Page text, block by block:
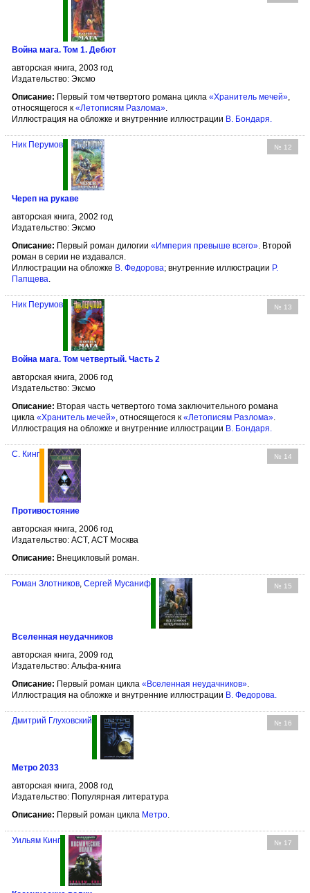
Война мага. Том 1. Дебют
авторская книга, 2003 год
Издательство: Эксмо
Описание: Первый том четвертого романа цикла «Хранитель мечей»
относящегося к «Летописям Разлома»
Иллюстрация на обложке и внутренние иллюстрации В. Бондаря
№ 12
Ник Перумов
Череп на рукаве
авторская книга, 2002 год
Издательство: Эксмо
Описание: Первый роман дилогии «Империя превыше всего». Второй
роман в серии не издавался.
Иллюстрации на обложке В. Федорова; внутренние иллюстрации Р.
Папщева.
№ 13
Ник Перумов
Война мага. Том четвертый. Часть 2
авторская книга, 2006 год
Издательство: Эксмо
Описание: Вторая часть четвертого тома заключительного романа
цикла «Хранитель мечей», относящегося к «Летописям Разлома».
Иллюстрация на обложке и внутренние иллюстрации В. Бондаря.
№ 14
С. Кинг
Противостояние
авторская книга, 2006 год
Издательство: АСТ, АСТ Москва
Описание: Внецикловый роман.
№ 15
Роман Злотников, Сергей Мусаниф
Вселенная неудачников
авторская книга, 2009 год
Издательство: Альфа-книга
Описание: Первый роман цикла «Вселенная неудачников».
Иллюстрация на обложке и внутренние иллюстрации В. Федорова.
№ 16
Дмитрий Глуховский
Метро 2033
авторская книга, 2008 год
Издательство: Популярная литература
Описание: Первый роман цикла Метро
№ 17
Уильям Кинг